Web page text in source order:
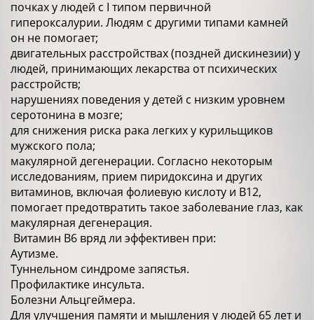
почках у людей с I типом первичной
гипероксалурии. Людям с другими типами камней
он не помогает;
двигательных расстройствах (поздней дискинезии) у
людей, принимающих лекарства от психических
расстройств;
нарушениях поведения у детей с низким уровнем
серотонина в мозге;
для снижения риска рака легких у курильщиков
мужского пола;
макулярной дегенерации. Согласно некоторым
исследованиям, прием пиридоксина и других
витаминов, включая фолиевую кислоту и В12,
помогает предотвратить такое заболевание глаз, как
макулярная дегенерация.
Витамин В6 вряд ли эффективен при:
Аутизме.
Туннельном синдроме запястья.
Профилактике инсульта.
Болезни Альцгеймера.
Для улучшения памяти и мышления у людей 65 лет и